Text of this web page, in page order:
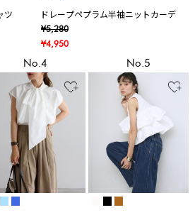
ツ
ドレープペプラム半袖ニットカーデ
¥5,280
¥4,950
No.4 No.5